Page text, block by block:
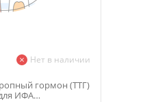
Нет в наличии
гормон (ТТГ)
ИФА